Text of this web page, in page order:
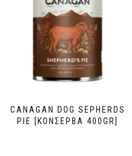
CANAGAN DOG SEPHERDS
PIE [ΚΟΝΣΕΡΒΑ 400GR]